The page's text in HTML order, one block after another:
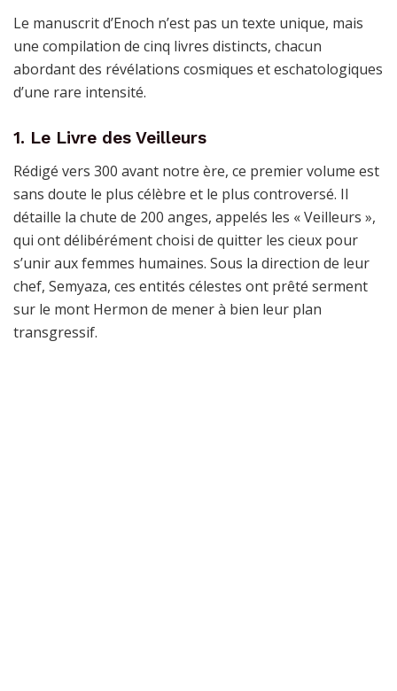
Le manuscrit d’Enoch n’est pas un texte unique, mais
une compilation de cinq livres distincts, chacun
abordant des révélations cosmiques et eschatologiques
d’une rare intensité.
1. Le Livre des Veilleurs
Rédigé vers 300 avant notre ère, ce premier volume est
sans doute le plus célèbre et le plus controversé. Il
détaille la chute de 200 anges, appelés les « Veilleurs »,
qui ont délibérément choisi de quitter les cieux pour
s’unir aux femmes humaines. Sous la direction de leur
chef, Semyaza, ces entités célestes ont prêté serment
sur le mont Hermon de mener à bien leur plan
transgressif.